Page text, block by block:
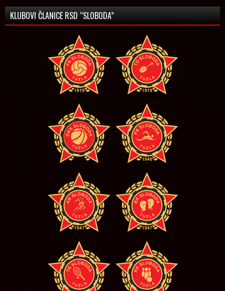
KLUBOVI ČLANICE RSD “SLOBODA”